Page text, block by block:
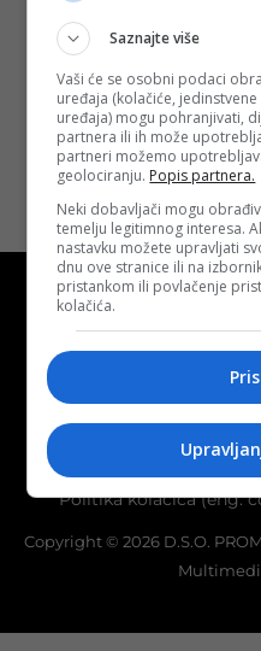
i raditi?!
Objavljeno: 10. 03.
2024.
Opširnije
O
Uslovi korištenja
Politika kolačića (eng.
Copyright © 2026 D.S.O.
Saznajte više
Vaši će se osobni podaci
uređaja (kolačiće,
uređaja) mogu pohranjivati,
partnera ili ih može
partneri možemo
geolociranju. Popis partnera.
Neki dobavljači mogu
temelju legitimnog interesa.
nastavku možete upravljati
dnu ove stranice ili na
pristankom ili povlačenje
kolačića.